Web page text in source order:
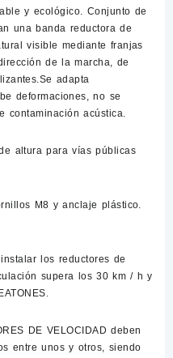
y ecológico. Conjunto de
una banda reductora de
visible mediante franjas
de la marcha, de
adapta
deformaciones, no se
contaminación acústica.
altura para vías públicas
M8 y anclaje plástico.
los reductores de
supera los 30 km / h y
DE VELOCIDAD deben
entre unos y otros, siendo